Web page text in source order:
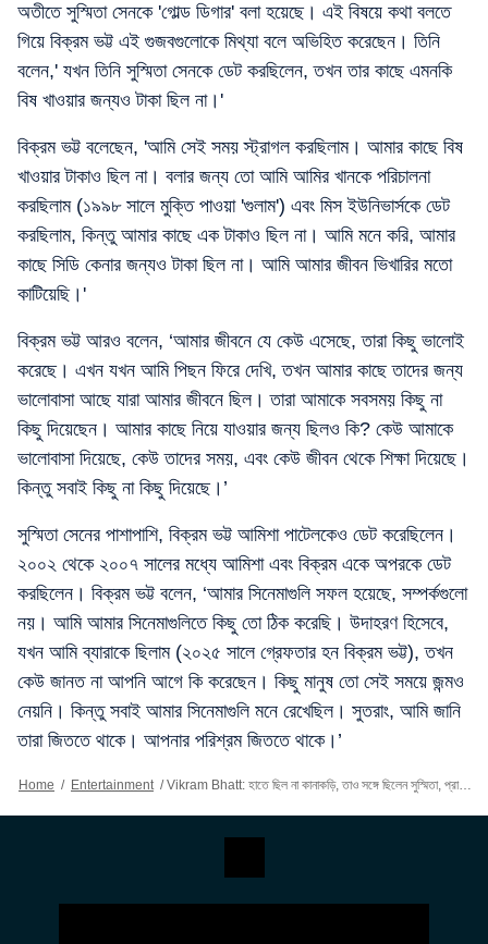
অতীতে সুস্মিতা সেনকে 'গোল্ড ডিগার' বলা হয়েছে। এই বিষয়ে কথা বলতে
গিয়ে বিক্রম ভট্ট এই গুজবগুলোকে মিথ্যা বলে অভিহিত করেছেন। তিনি
বলেন,' যখন তিনি সুস্মিতা সেনকে ডেট করছিলেন, তখন তার কাছে এমনকি
বিষ খাওয়ার জন্যও টাকা ছিল না।'
বিক্রম ভট্ট বলেছেন, 'আমি সেই সময় স্ট্রাগল করছিলাম। আমার কাছে বিষ
খাওয়ার টাকাও ছিল না। বলার জন্য তো আমি আমির খানকে পরিচালনা
করছিলাম (১৯৯৮ সালে মুক্তি পাওয়া 'গুলাম') এবং মিস ইউনিভার্সকে ডেট
করছিলাম, কিন্তু আমার কাছে এক টাকাও ছিল না। আমি মনে করি, আমার
কাছে সিডি কেনার জন্যও টাকা ছিল না। আমি আমার জীবন ভিখারির মতো
কাটিয়েছি।'
বিক্রম ভট্ট আরও বলেন, ‘আমার জীবনে যে কেউ এসেছে, তারা কিছু ভালোই
করেছে। এখন যখন আমি পিছন ফিরে দেখি, তখন আমার কাছে তাদের জন্য
ভালোবাসা আছে যারা আমার জীবনে ছিল। তারা আমাকে সবসময় কিছু না
কিছু দিয়েছেন। আমার কাছে নিয়ে যাওয়ার জন্য ছিলও কি? কেউ আমাকে
ভালোবাসা দিয়েছে, কেউ তাদের সময়, এবং কেউ জীবন থেকে শিক্ষা দিয়েছে।
কিন্তু সবাই কিছু না কিছু দিয়েছে।’
সুস্মিতা সেনের পাশাপাশি, বিক্রম ভট্ট আমিশা পাটেলকেও ডেট করেছিলেন।
২০০২ থেকে ২০০৭ সালের মধ্যে আমিশা এবং বিক্রম একে অপরকে ডেট
করছিলেন। বিক্রম ভট্ট বলেন, ‘আমার সিনেমাগুলি সফল হয়েছে, সম্পর্কগুলো
নয়। আমি আমার সিনেমাগুলিতে কিছু তো ঠিক করেছি। উদাহরণ হিসেবে,
যখন আমি ব্যারাকে ছিলাম (২০২৫ সালে গ্রেফতার হন বিক্রম ভট্ট), তখন
কেউ জানত না আপনি আগে কি করেছেন। কিছু মানুষ তো সেই সময়ে জন্মও
নেয়নি। কিন্তু সবাই আমার সিনেমাগুলি মনে রেখেছিল। সুতরাং, আমি জানি
তারা জিততে থাকে। আপনার পরিশ্রম জিততে থাকে।’
Home / Entertainment / Vikram Bhatt: হাতে ছিল না কানাকড়ি, তাও সঙ্গে ছিলেন সুস্মিতা, প্রাক্তন প্রেমিকাকে নিয়ে বিক্রম